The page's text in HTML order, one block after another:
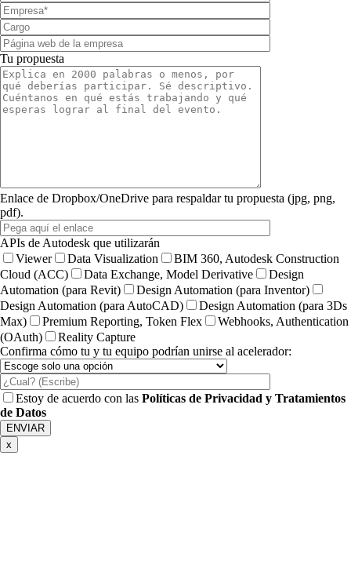
Tu propuesta
Enlace de Dropbox/OneDrive para respaldar tu propuesta (jpg, png,
pdf).
APIs de Autodesk que utilizarán
Viewer
Data Visualization
BIM 360, Autodesk Construction
Cloud (ACC)
Data Exchange, Model Derivative
Design
Automation (para Revit)
Design Automation (para Inventor)
Design Automation (para AutoCAD)
Design Automation (para 3Ds
Max)
Premium Reporting, Token Flex
Webhooks, Authentication
(OAuth)
Reality Capture
Confirma cómo tu y tu equipo podrían unirse al acelerador:
Estoy de acuerdo con las Políticas de Privacidad y Tratamientos
de Datos
x